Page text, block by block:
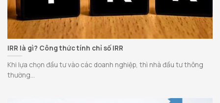
IRR là gì? Công thức tính chỉ số IRR
Khi lựa chọn đầu tư vào các doanh nghiệp, thì nhà đầu tư thông
thường...